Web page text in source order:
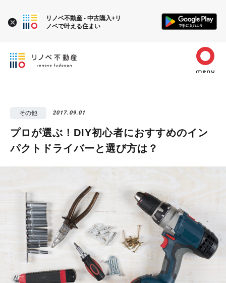
その他 2017.09.01
プロが選ぶ！DIY初心者におすすめのイン
パクトドライバーと選び方は？
リノベ不動産 - 中古購入+リ
ノベで叶える住まい